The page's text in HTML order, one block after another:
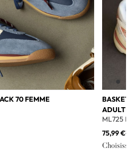
70 FEMME
ADULTE
ML725
75,99 €